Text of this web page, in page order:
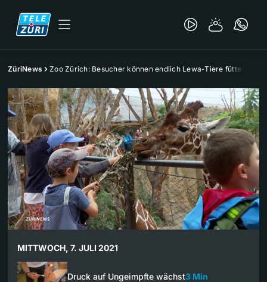
ZüriNews Zoo Zürich: Besucher können endlich Lewa-Tiere füttern
MITTWOCH, 7. JULI 2021
Druck auf Ungeimpfte wächst3 Min